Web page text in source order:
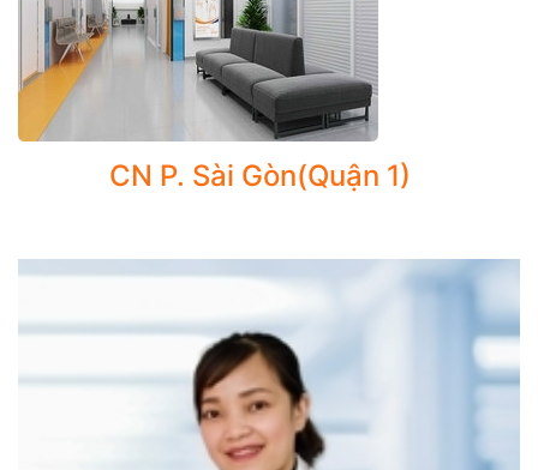
- Hút rửa mũi xoang
- Lấy dị vật tai – mũi – họng
- Sinh thiết, bóc nang bã, rạch tụ dịch vành tai...
NHỮNG TRƯỜNG HỢP NÊN ĐI KHÁM TAI MŨI HỌNG
Đau tai, ù tai, mất thính lực đột ngột
Ho kéo dài, đau họng dai dẳng, nuốt đau, nuốt
Khàn tiếng không rõ nguyên nhân
Ngáy to, nghi ngờ ngưng thở khi ngủ
** Trường hợp có bệnh lý mạn tính liên quan đến Tai Mũi
CN P. Sài Gòn(Quận 1)